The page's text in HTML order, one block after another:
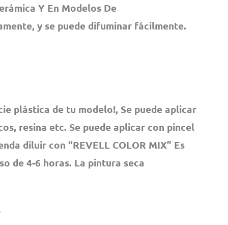
Y En Modelos De
y se puede difuminar fácilmente.
plástica de tu modelo!, Se puede aplicar
resina etc. Se puede aplicar con pincel
diluir con “REVELL COLOR MIX” Es
de 4-6 horas. La pintura seca